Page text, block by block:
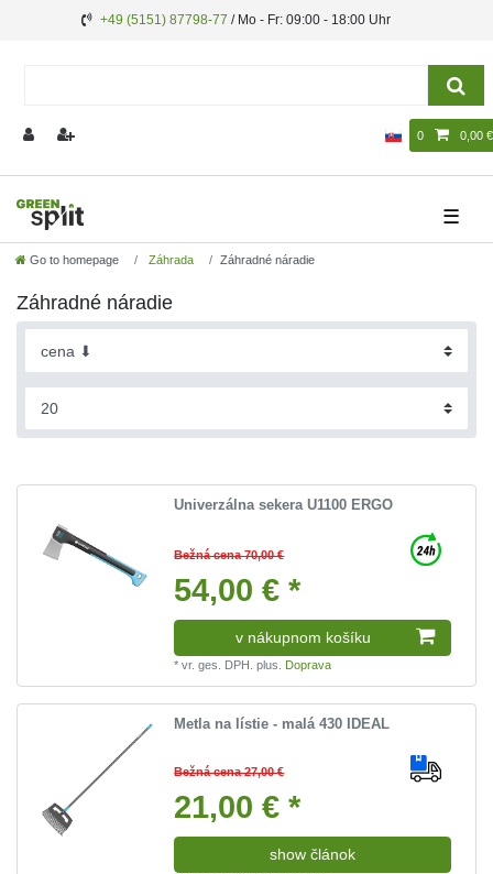
+49 (5151) 87798-77 / Mo - Fr: 09:00 - 18:00 Uhr
0 0,00 €
☰
Go to homepage Záhrada Záhradné náradie
Záhradné náradie
Univerzálna sekera U1100 ERGO
Bežná cena 70,00 €
54,00 € *
v nákupnom košíku
*vr. ges. DPH. plus. Doprava
Metla na lístie - malá 430 IDEAL
Bežná cena 27,00 €
21,00 € *
show článok